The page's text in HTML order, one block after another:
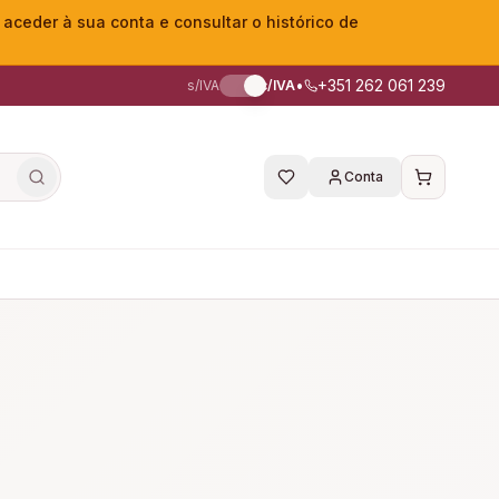
à sua conta e consultar o histórico de
s/IVA c/IVA• +351 262 061 239
Conta